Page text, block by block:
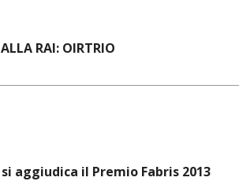
RAI: OIRTRIO
aggiudica il Premio Fabris 2013